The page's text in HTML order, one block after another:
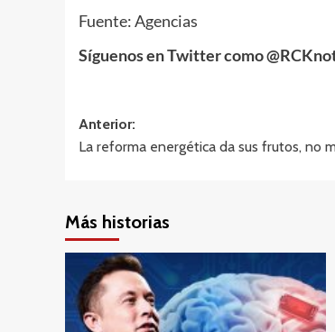
Fuente: Agencias
Síguenos en Twitter como
Navegación
de
Anterior:
La reforma energética da sus frutos, no
Más historias